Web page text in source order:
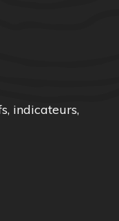
indicateurs,